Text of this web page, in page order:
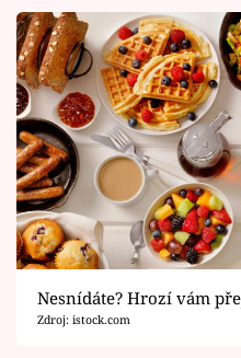
Celebrity
Vztahy
Seriály
Horoskopy
Sledujte prima+
Filmový festival
Nesnídáte? Hrozí vám
Zdroj: istock.com